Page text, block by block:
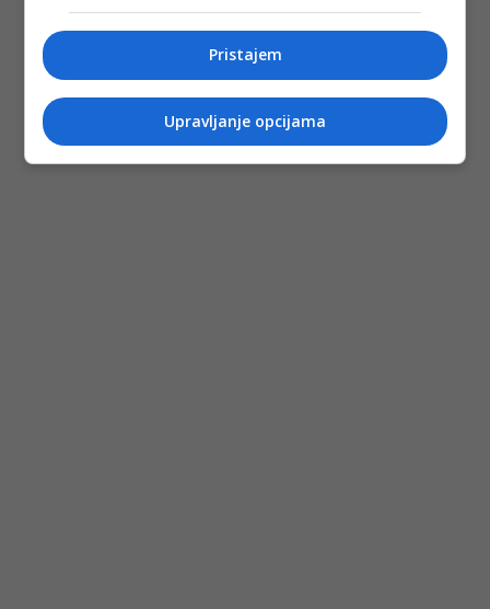
(DEPO PORTAL/af)
PODIJELI NA
Pristajem
Upravljanje opcijama